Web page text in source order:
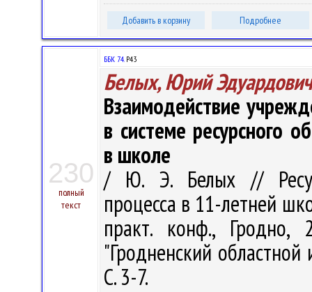
Добавить в корзину Подробнее
230
полный
текст
ББК 74.Р43
Белых, Юрий Эдуардович
Взаимодействие
в системе ресурсного
в школе
/ Ю. Э. Белых //
процесса в 11-летней
практ. конф.,
"Гродненский областной
С. 3-7.